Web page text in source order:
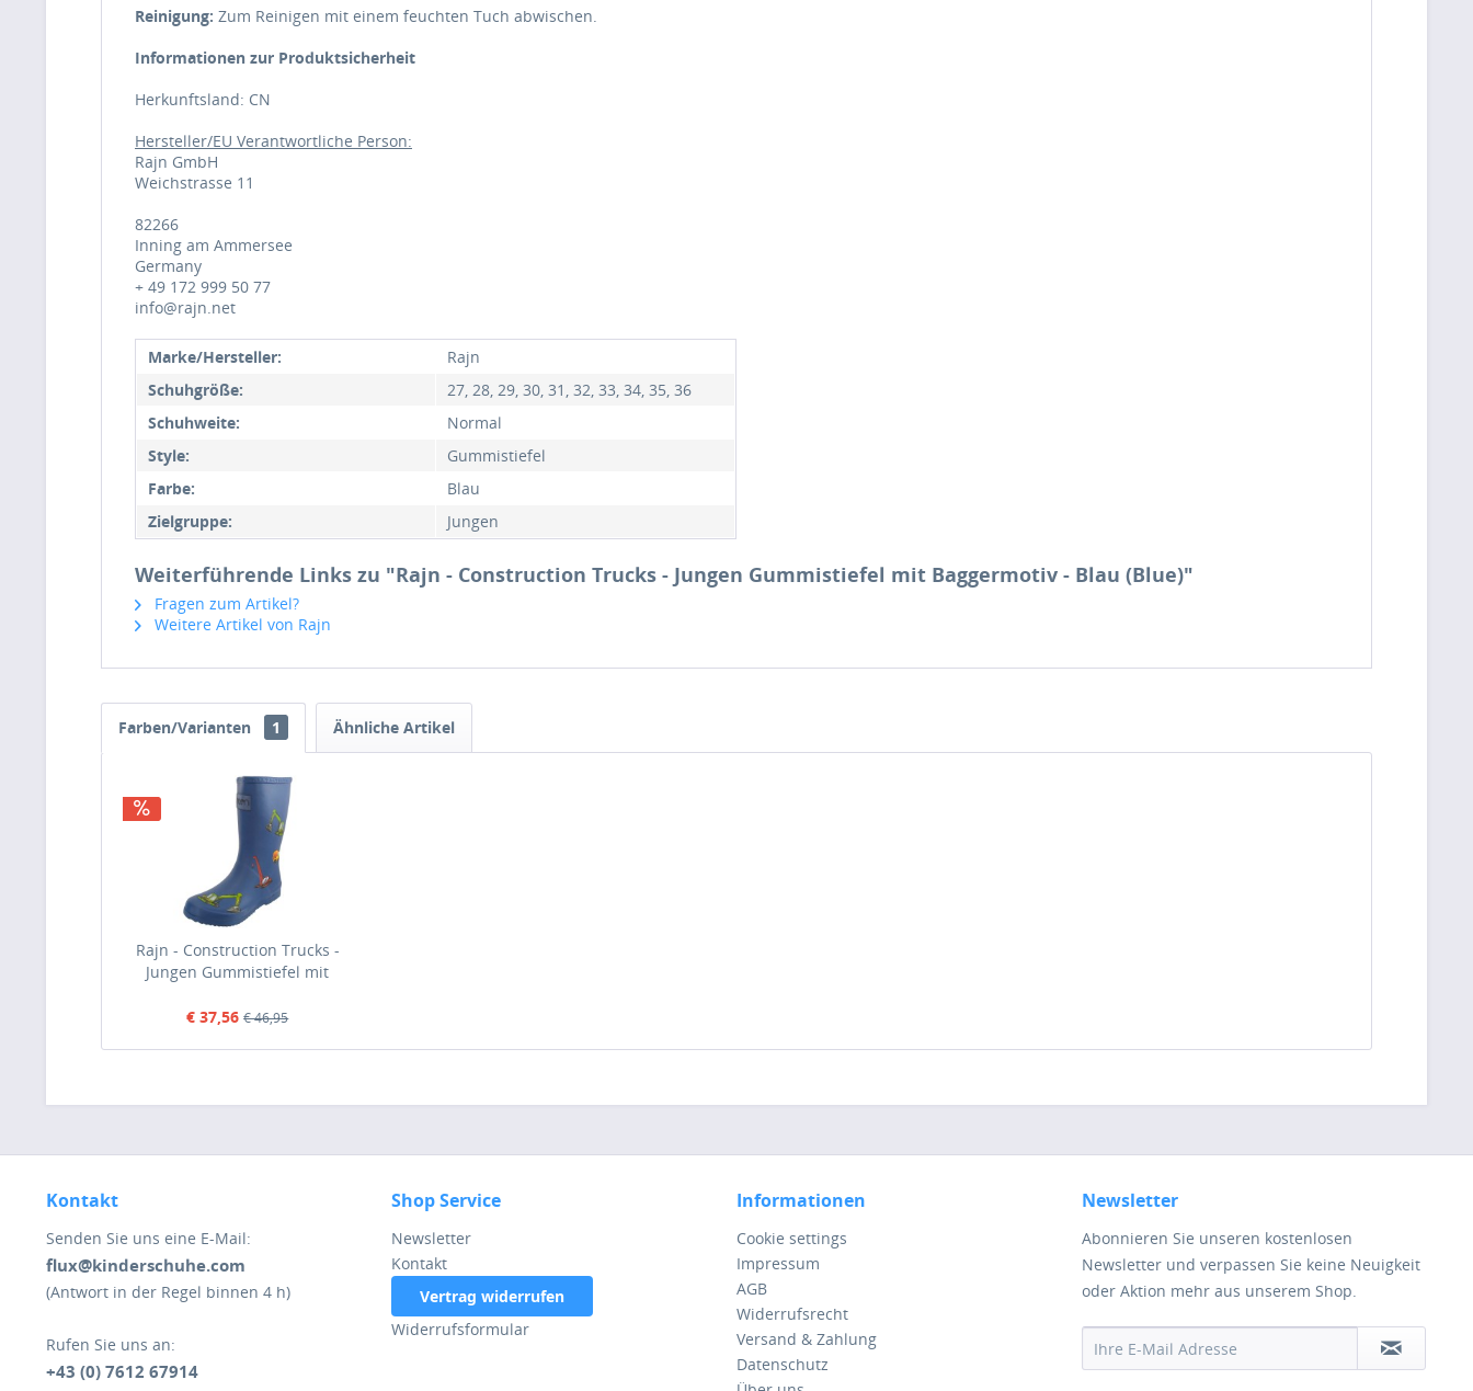
Reinigung: Zum Reinigen mit einem feuchten Tuch abwischen.
Informationen zur Produktsicherheit
Herkunftsland: CN
Hersteller/EU Verantwortliche Person:
Rajn GmbH
Weichstrasse 11
82266
Inning am Ammersee
Germany
+ 49 172 999 50 77
info@rajn.net
Marke/Hersteller:
Rajn
Schuhgröße:
27, 28, 29, 30, 31, 32, 33, 34, 35, 36
Schuhweite:
Normal
Style:
Gummistiefel
Farbe:
Blau
Zielgruppe:
Jungen
Weiterführende Links zu "Rajn - Construction Trucks - Jungen Gummistiefel mit Baggermotiv - Blau (Blue)"
Fragen zum Artikel?
Weitere Artikel von Rajn
Farben/Varianten 1 Ähnliche Artikel
Rajn - Construction Trucks -
Jungen Gummistiefel mit
€ 37,56 € 46,95
Kontakt
Senden Sie uns eine E-Mail:
flux@kinderschuhe.com
(Antwort in der Regel binnen 4 h)
Rufen Sie uns an:
+43 (0) 7612 67914
Shop Service
Newsletter
Kontakt
Vertrag widerrufen
Widerrufsformular
Informationen
Cookie settings
Impressum
AGB
Widerrufsrecht
Versand & Zahlung
Datenschutz
Newsletter
Abonnieren Sie unseren kostenlosen
Newsletter und verpassen Sie keine Neuigkeit
oder Aktion mehr aus unserem Shop.